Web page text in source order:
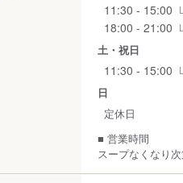
11:30 - 15:00
18:00 - 21:00
土・祝日
11:30 - 15:00
日
定休日
■ 営業時間
スープなくなり